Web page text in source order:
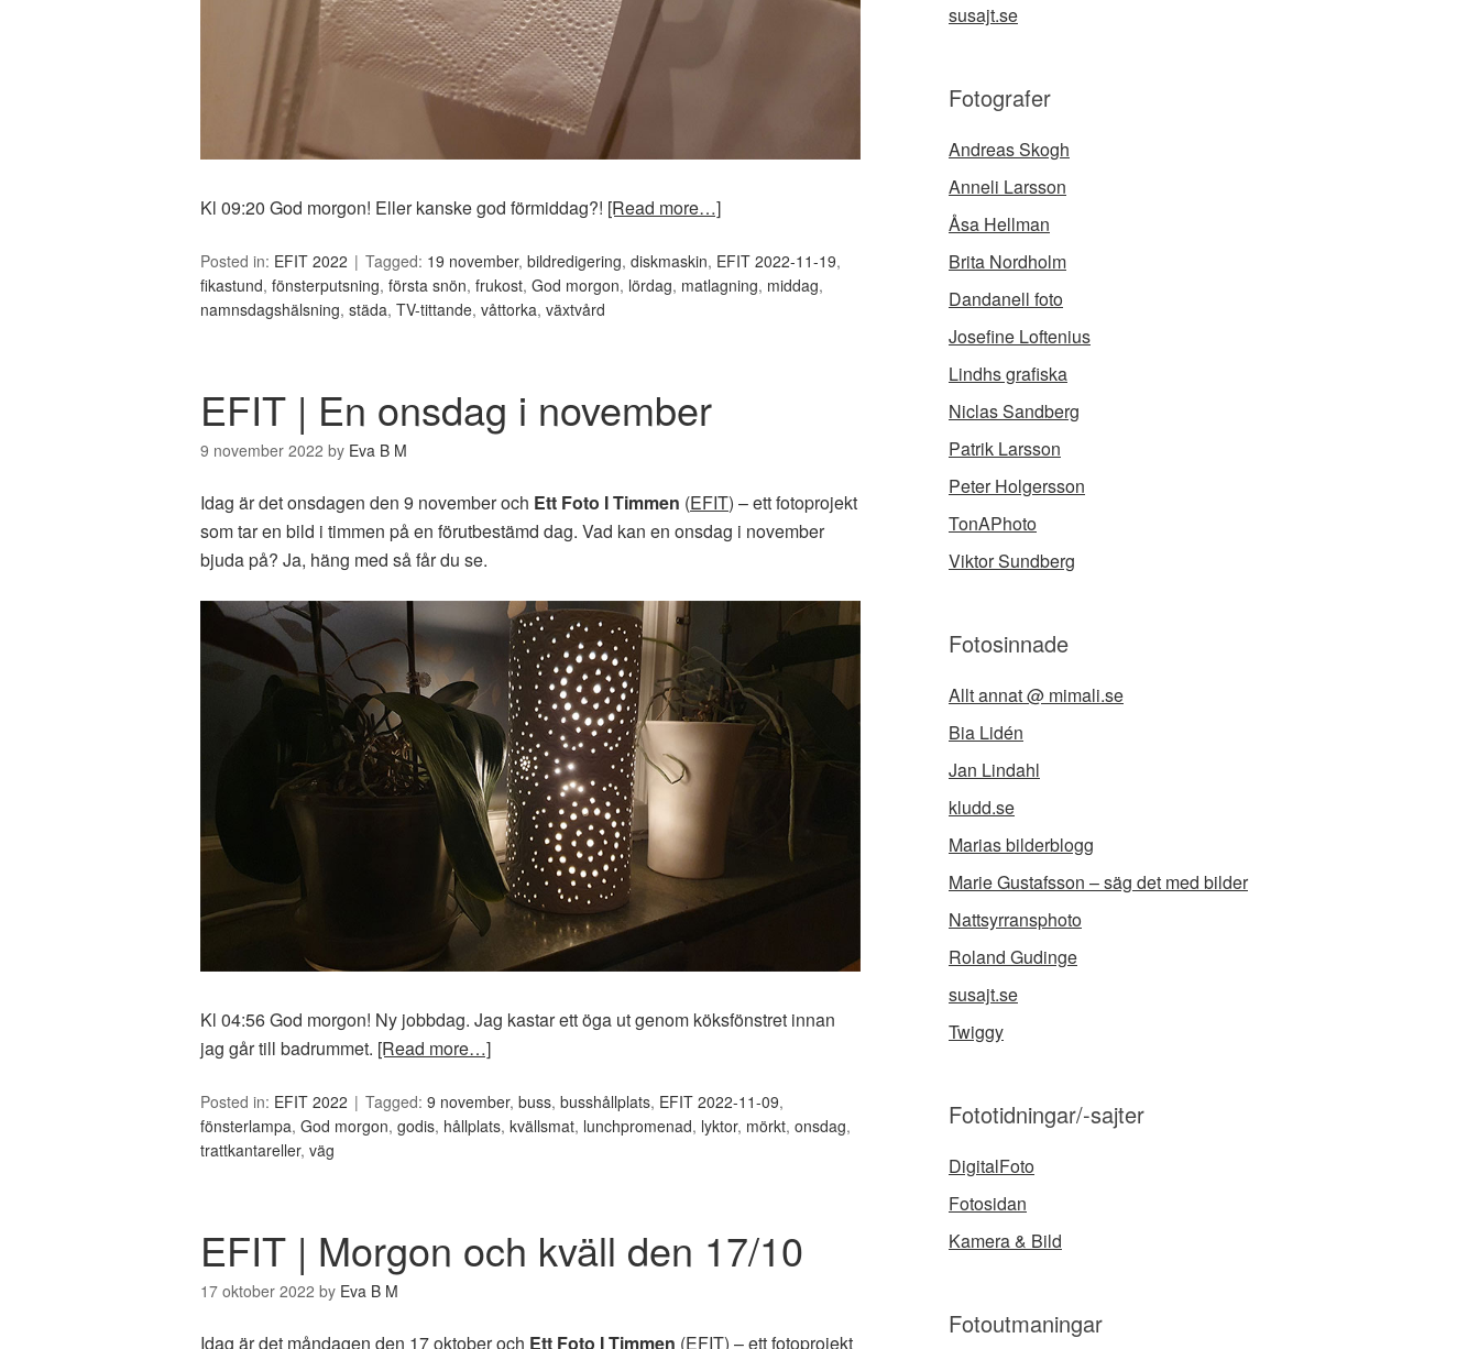
Kl 09:20 God morgon! Eller kanske god förmiddag?! [Read more…]
Posted in: EFIT 2022 Tagged: 19 november, bildredigering, diskmaskin, EFIT 2022-11-19,
fikastund, fönsterputsning, första snön, frukost, God morgon, lördag, matlagning, middag,
namnsdagshälsning, städa, TV-tittande, våttorka, växtvård
EFIT | En onsdag i november
9 november 2022 by Eva B M
Idag är det onsdagen den 9 november och Ett Foto I Timmen (EFIT) – ett fotoprojekt
som tar en bild i timmen på en förutbestämd dag. Vad kan en onsdag i november
bjuda på? Ja, häng med så får du se.
Kl 04:56 God morgon! Ny jobbdag. Jag kastar ett öga ut genom köksfönstret innan
jag går till badrummet. [Read more…]
Posted in: EFIT 2022 Tagged: 9 november, buss, busshållplats, EFIT 2022-11-09,
fönsterlampa, God morgon, godis, hållplats, kvällsmat, lunchpromenad, lyktor, mörkt, onsdag,
trattkantareller, väg
EFIT | Morgon och kväll den 17/10
17 oktober 2022 by Eva B M
Idag är det måndagen den 17 oktober och Ett Foto I Timmen (EFIT) – ett fotoprojekt
susajt.se
Fotografer
Andreas Skogh
Anneli Larsson
Åsa Hellman
Brita Nordholm
Dandanell foto
Josefine Loftenius
Lindhs grafiska
Niclas Sandberg
Patrik Larsson
Peter Holgersson
TonAPhoto
Viktor Sundberg
Fotosinnade
Allt annat @ mimali.se
Bia Lidén
Jan Lindahl
kludd.se
Marias bilderblogg
Marie Gustafsson – säg det med bilder
Nattsyrransphoto
Roland Gudinge
susajt.se
Twiggy
Fototidningar/-sajter
DigitalFoto
Fotosidan
Kamera & Bild
Fotoutmaningar